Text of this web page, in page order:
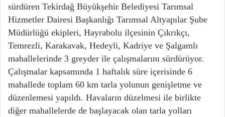
sürdüren Tekirdağ Büyükşehir Belediyesi Tarımsal
Hizmetler Dairesi Başkanlığı Tarımsal Altyapılar Şube
Müdürlüğü ekipleri, Hayrabolu ilçesinin Çıkrıkçı,
Temrezli, Karakavak, Hedeyli, Kadriye ve Şalgamlı
mahallelerinde 3 greyder ile çalışmalarını sürdürüyor.
Çalışmalar kapsamında 1 haftalık süre içerisinde 6
mahallede toplam 60 km tarla yolunun genişletme ve
düzenlemesi yapıldı. Havaların düzelmesi ile birlikte
diğer mahallelerde de başlayacak olan tarla yolları